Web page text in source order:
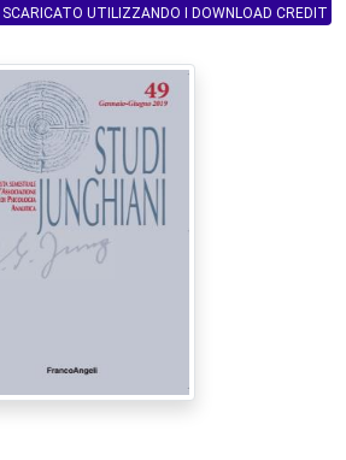
SCARICATO UTILIZZANDO I DOWNLOAD CREDIT